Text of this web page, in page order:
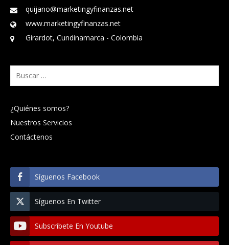
quijano@marketingyfinanzas.net
www.marketingyfinanzas.net
Girardot, Cundinamarca - Colombia
Buscar:
¿Quiénes somos?
Nuestros Servicios
Contáctenos
Síguenos Facebook
Síguenos En Twitter
Subscribete En Youtube